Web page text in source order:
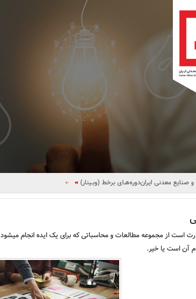
صنایع معدنی ایراندوره‌هـای برخط (وبـینار)
است از مجموعه مطالعات و محاسباتی که برای یک ایده انجام
آن است یا خیر.